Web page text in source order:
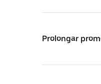
Prolongar